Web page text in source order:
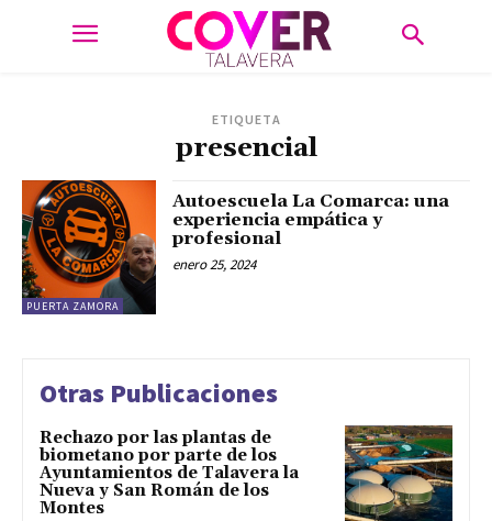
ETIQUETA
presencial
PUERTA ZAMORA
Autoescuela La Comarca: una
experiencia empática y
profesional
enero 25, 2024
Otras Publicaciones
Rechazo por las plantas de
biometano por parte de los
Ayuntamientos de Talavera la
Nueva y San Román de los
Montes